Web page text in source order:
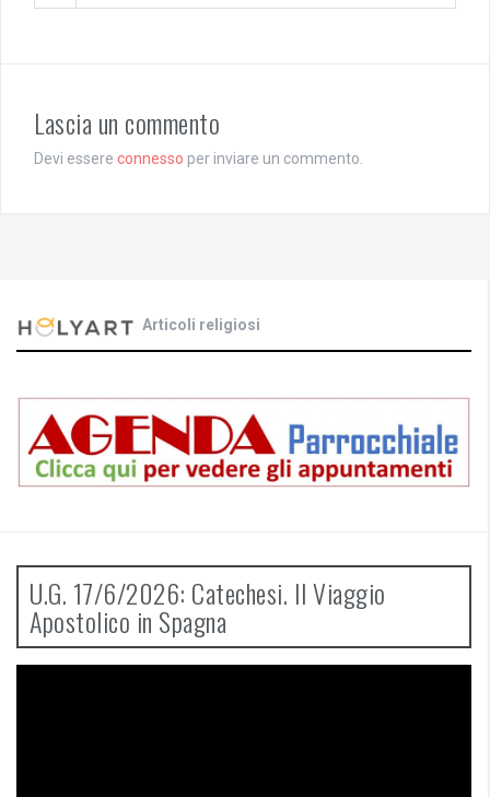
Lascia un commento
Devi essere connesso per inviare un commento.
Articoli religiosi
U.G. 17/6/2026: Catechesi. Il Viaggio
Apostolico in Spagna